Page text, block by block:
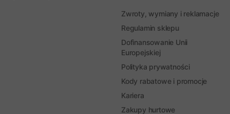
Zwroty, wymiany i reklamacje
Regulamin sklepu
Dofinansowanie Unii
Europejskiej
Polityka prywatności
Kody rabatowe i promocje
Kariera
Zakupy hurtowe